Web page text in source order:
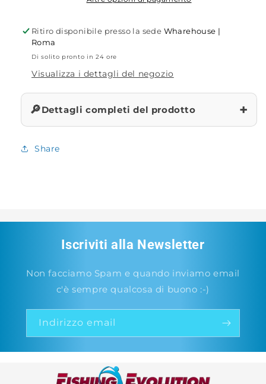
Ritiro disponibile presso la sede Wharehouse |
Roma
Di solito pronto in 24 ore
Visualizza i dettagli del negozio
🔎Dettagli completi del prodotto +
Share
Iscriviti alla Newsletter
Non facciamo Spam e quando inviamo email
c'è sempre qualcosa di buono :-)
Indirizzo email